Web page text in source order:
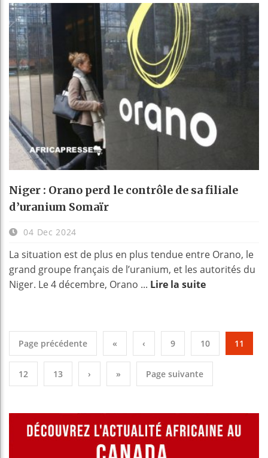
Niger : Orano perd le contrôle de sa filiale
d’uranium Somaïr
04 Dec 2024
La situation est de plus en plus tendue entre Orano, le
grand groupe français de l’uranium, et les autorités du
Niger. Le 4 décembre, Orano ... Lire la suite
Page précédente « ‹ 9 10 11
12 13 › » Page suivante